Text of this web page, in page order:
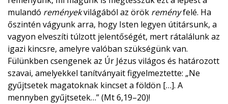
mulandó reményekvilágából az örök reményfelé. Ha
őszintén vágyunk arra, hogy Isten legyen útitársunk, a
vagyon elveszíti túlzott jelentőségét, mert rátalálunk az
igazi kincsre, amelyre valóban szükségünk van.
Fülünkben csengenek az Úr Jézus világos és határozott
szavai, amelyekkel tanítványait figyelmeztette: „Ne
gyűjtsetek magatoknak kincset a földön […]. A
mennyben gyűjtsetek…” (Mt 6,19–20)!